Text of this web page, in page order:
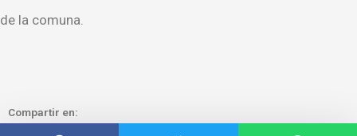
de la comuna.
Compartir en: